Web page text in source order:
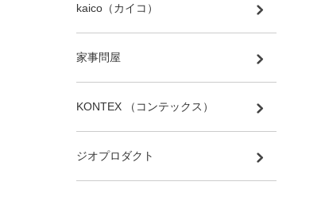
kaico（カイコ）
家事問屋
KONTEX （コンテックス）
ジオプロダクト